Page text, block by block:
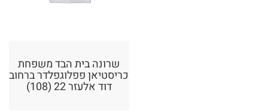
שרונה בית הבד משפחת
כריסטיאן פפלוגפלדר ברחוב
דוד אלעזר 22 (108)